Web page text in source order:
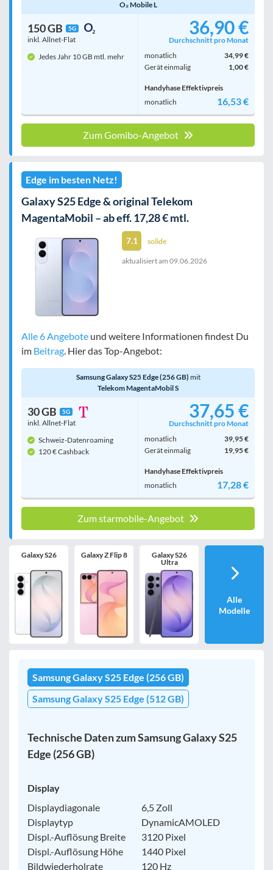
O₂ Mobile L
150 GB 5G
inkl. Allnet-Flat
Jedes Jahr 10 GB mtl. mehr
36,90 €
Durchschnitt pro Monat
monatlich
34,99 €
Gerät einmalig
1,00 €
Handyhase Effektivpreis
monatlich
16,53 €
Zum Gomibo-Angebot
Edge im besten Netz!
Galaxy S25 Edge & original Telekom
MagentaMobil – ab eff. 17,28 € mtl.
7.1 solide
aktualisiert am 09.06.2026
Alle 6 Angebote und weitere Informationen findest Du
im Beitrag. Hier das Top-Angebot:
Samsung Galaxy S25 Edge (256 GB) mit
Telekom MagentaMobil S
30 GB 5G
inkl. Allnet-Flat
Schweiz-Datenroaming
120 € Cashback
37,65 €
Durchschnitt pro Monat
monatlich
39,95 €
Gerät einmalig
19,95 €
Handyhase Effektivpreis
monatlich
17,28 €
Zum starmobile-Angebot
Galaxy S26 Galaxy Z Flip 8
Galaxy S26
Ultra
Alle
Modelle
Samsung Galaxy S25 Edge (256 GB)
Samsung Galaxy S25 Edge (512 GB)
Technische Daten zum Samsung Galaxy S25
Edge (256 GB)
Display
Displaydiagonale
6,5 Zoll
Displaytyp
DynamicAMOLED
Displ.-Auflösung Breite
3120 Pixel
Displ.-Auflösung Höhe
1440 Pixel
Bildwiederholrate
120 Hz